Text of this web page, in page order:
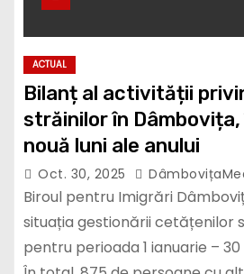
ACTUAL
Bilanț al activității
străinilor în Dâmbovița,
nouă luni ale anului
Oct. 30, 2025
Biroul pentru Imigrări
situația gestionării cetățenilor
pentru perioada 1 ianuarie –